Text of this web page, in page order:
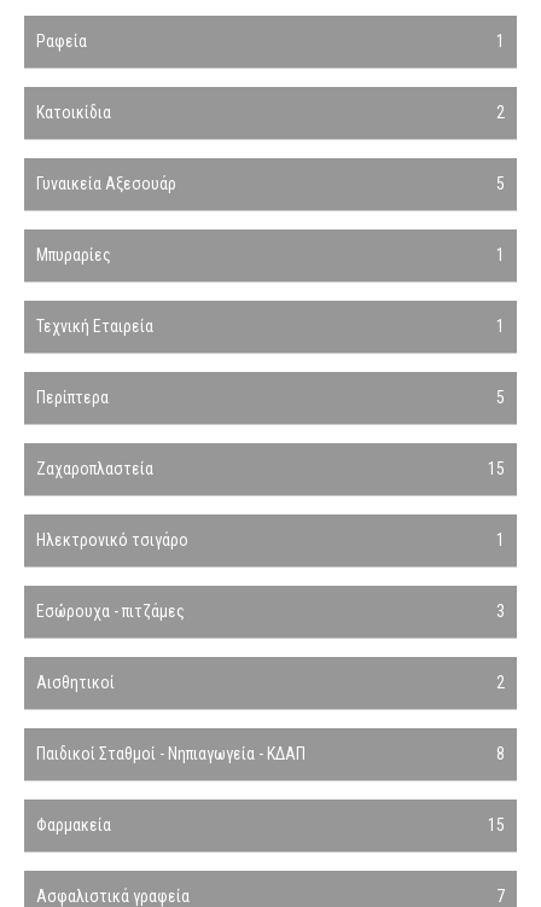
Ραφεία 1
Κατοικίδια 2
Γυναικεία Αξεσουάρ 5
Μπυραρίες 1
Τεχνική Εταιρεία 1
Περίπτερα 5
Ζαχαροπλαστεία 15
Ηλεκτρονικό τσιγάρο 1
Εσώρουχα - πιτζάμες 3
Αισθητικοί 2
Παιδικοί Σταθμοί - Νηπιαγωγεία - ΚΔΑΠ 8
Φαρμακεία 15
Ασφαλιστικά γραφεία 7